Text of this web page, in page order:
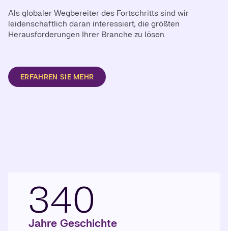
Als globaler Wegbereiter des Fortschritts sind wir
leidenschaftlich daran interessiert, die größten
Herausforderungen Ihrer Branche zu lösen.
ERFAHREN SIE MEHR
340
Jahre Geschichte